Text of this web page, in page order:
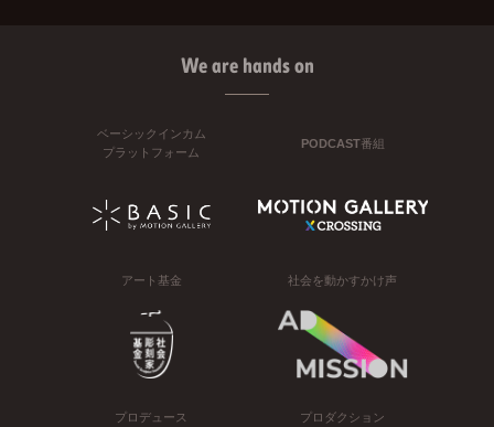
We are hands on
ベーシックインカム
プラットフォーム
PODCAST番組
アート基金 社会を動かすかけ声
プロデュース プロダクション